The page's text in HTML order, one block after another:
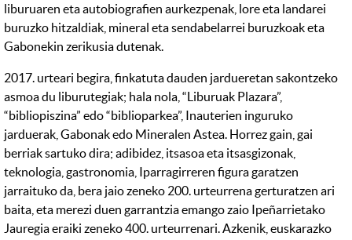
liburuaren eta autobiografien aurkezpenak, lore eta landarei
buruzko hitzaldiak, mineral eta sendabelarrei buruzkoak eta
Gabonekin zerikusia dutenak.
2017. urteari begira, finkatuta dauden jardueretan sakontzeko
asmoa du liburutegiak; hala nola, “Liburuak Plazara”,
“bibliopiszina” edo “biblioparkea”, Inauterien inguruko
jarduerak, Gabonak edo Mineralen Astea. Horrez gain, gai
berriak sartuko dira; adibidez, itsasoa eta itsasgizonak,
teknologia, gastronomia, Iparragirreren figura garatzen
jarraituko da, bera jaio zeneko 200. urteurrena gerturatzen ari
baita, eta merezi duen garrantzia emango zaio Ipeñarrietako
Jauregia eraiki zeneko 400. urteurrenari. Azkenik, euskarazko